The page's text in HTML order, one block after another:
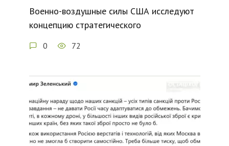
Военно-воздушные силы США исследуют
концепцию стратегического
0 72